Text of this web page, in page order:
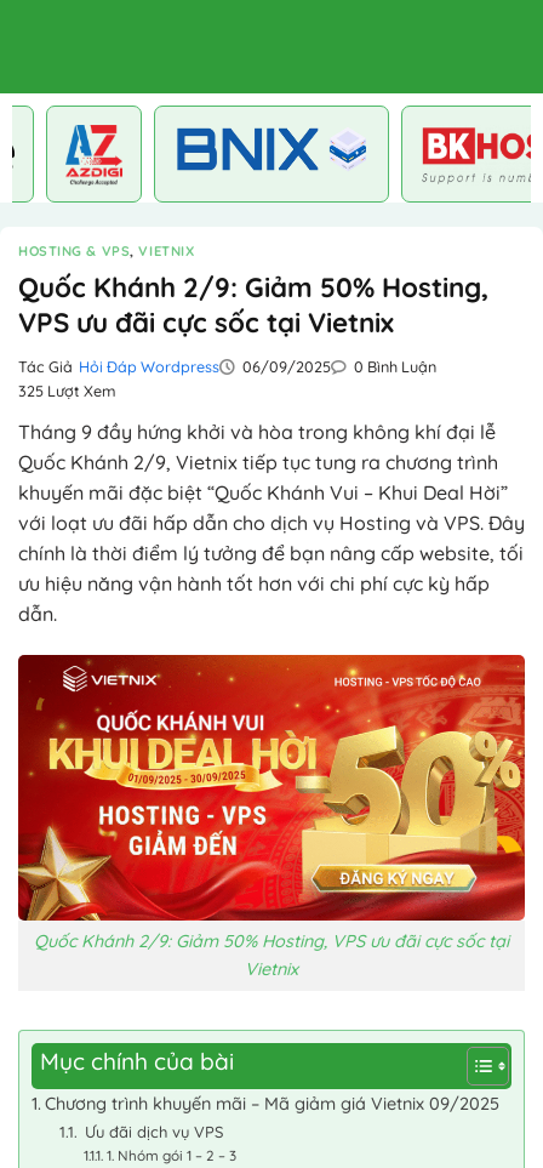
HOSTING & VPS,VIETNIX
Quốc Khánh 2/9: Giảm 50% Hosting,
VPS ưu đãi cực sốc tại Vietnix
Tác Giả Hỏi Đáp Wordpress 06/09/2025
0 Bình Luận
325 Lượt Xem
Tháng 9 đầy hứng khởi và hòa trong không khí đại lễ
Quốc Khánh 2/9, Vietnix tiếp tục tung ra chương trình
khuyến mãi đặc biệt “Quốc Khánh Vui – Khui Deal Hời”
với loạt ưu đãi hấp dẫn cho dịch vụ Hosting và VPS. Đây
chính là thời điểm lý tưởng để bạn nâng cấp website, tối
ưu hiệu năng vận hành tốt hơn với chi phí cực kỳ hấp
dẫn.
Quốc Khánh 2/9: Giảm 50% Hosting, VPS ưu đãi cực sốc tại
Vietnix
Mục chính của bài
Chương trình khuyến mãi – Mã giảm giá Vietnix 09/2025
Ưu đãi dịch vụ VPS
1. Nhóm gói 1 – 2 – 3